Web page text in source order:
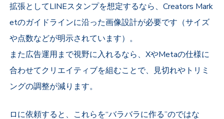
拡張としてLINEスタンプを想定するなら、Creators Mark
etのガイドラインに沿った画像設計が必要です（サイズ
や点数などが明示されています）。
また広告運用まで視野に入れるなら、XやMetaの仕様に
合わせてクリエイティブを組むことで、見切れやトリミ
ングの調整が減ります。
ロに依頼すると、これらを“バラバラに作る”のではな